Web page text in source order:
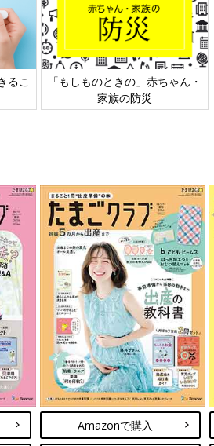
来小児科学会リーフレッ
六星占術 細
Amazonで購入